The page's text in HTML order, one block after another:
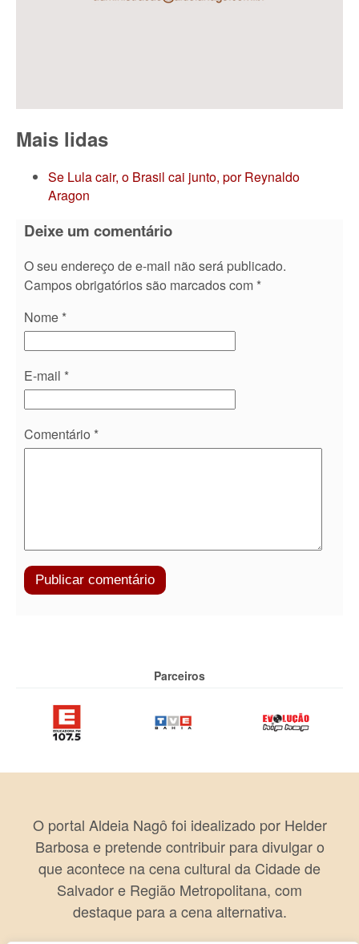
Mais lidas
Se Lula cair, o Brasil cai junto, por Reynaldo
Aragon
Deixe um comentário
O seu endereço de e-mail não será publicado.
Campos obrigatórios são marcados com *
Nome *
E-mail *
Comentário *
Parceiros
O portal Aldeia Nagô foi idealizado por Helder
Barbosa e pretende contribuir para divulgar o
que acontece na cena cultural da Cidade de
Salvador e Região Metropolitana, com
destaque para a cena alternativa.